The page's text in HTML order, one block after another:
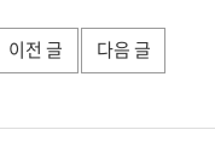
이전 글 다음 글